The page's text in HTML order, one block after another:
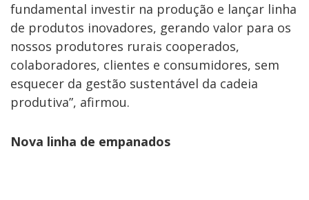
fundamental investir na produção e lançar linha
de produtos inovadores, gerando valor para os
nossos produtores rurais cooperados,
colaboradores, clientes e consumidores, sem
esquecer da gestão sustentável da cadeia
produtiva”, afirmou.
Nova linha de empanados